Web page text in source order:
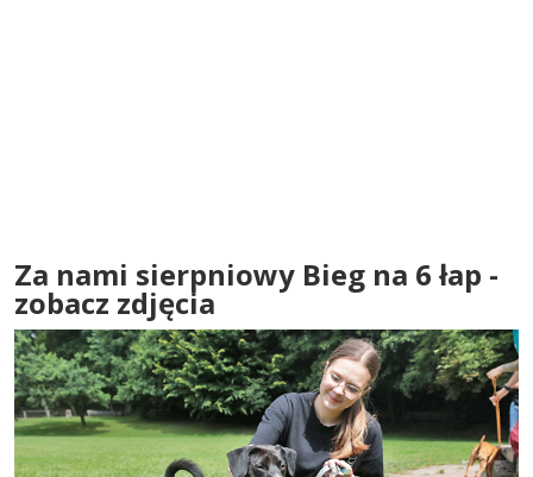
Za nami sierpniowy Bieg na 6 łap -
zobacz zdjęcia